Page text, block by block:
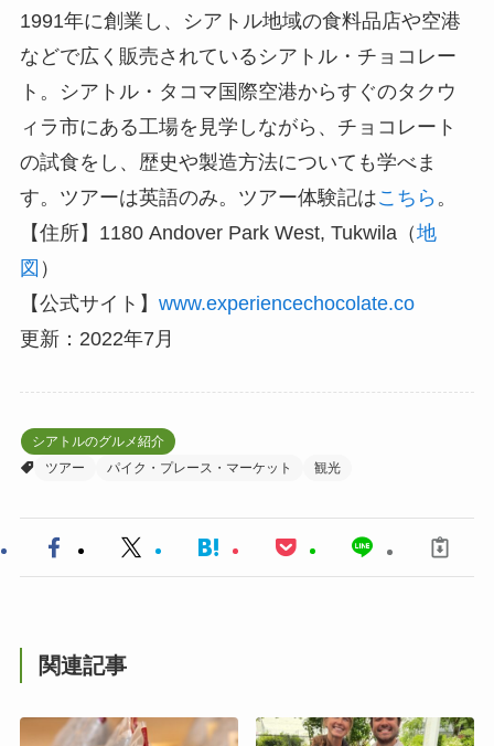
1991年に創業し、シアトル地域の食料品店や空港
などで広く販売されているシアトル・チョコレー
ト。シアトル・タコマ国際空港からすぐのタクウ
ィラ市にある工場を見学しながら、チョコレート
の試食をし、歴史や製造方法についても学べま
す。ツアーは英語のみ。ツアー体験記はこちら 。
【住所】1180 Andover Park West, Tukwila（地
図 ）
【公式サイト】 www.experiencechocolate.co
更新：2022年7月
シアトルのグルメ紹介
ツアー
パイク・プレース・マーケット 観光
関連記事